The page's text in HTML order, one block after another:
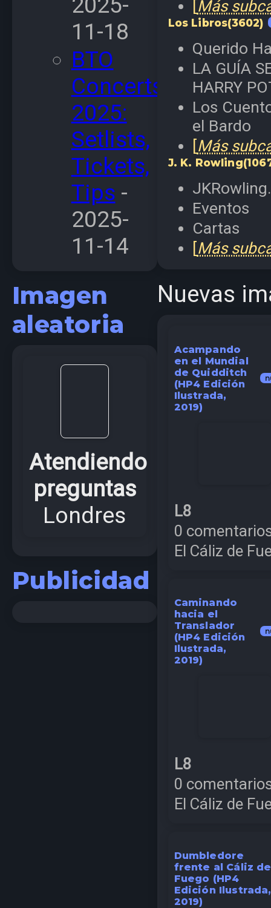
11-18
BTO
Concerts
2025:
Setlists,
Tickets,
Tips -
2025-
11-14
Imagen
aleatoria
Atendiendo
preguntas
Londres
Publicidad
[Más
Los Libros(3602)
Querido
LA GUÍA
HARRY
Los
el Bardo
[Más
J. K. Rowling
Eventos
Cartas
[Más
Nuevas
Acampando
en el Mundial
de Quidditch
(HP4 Edición
Ilustrada,
2019)
L8
0
El Cáliz de
Caminando
hacia el
Translador
(HP4 Edición
Ilustrada,
2019)
L8
0
El Cáliz de
Dumbledore
frente al Cáliz de
Fuego (HP4
Edición Ilustrada,
2019)